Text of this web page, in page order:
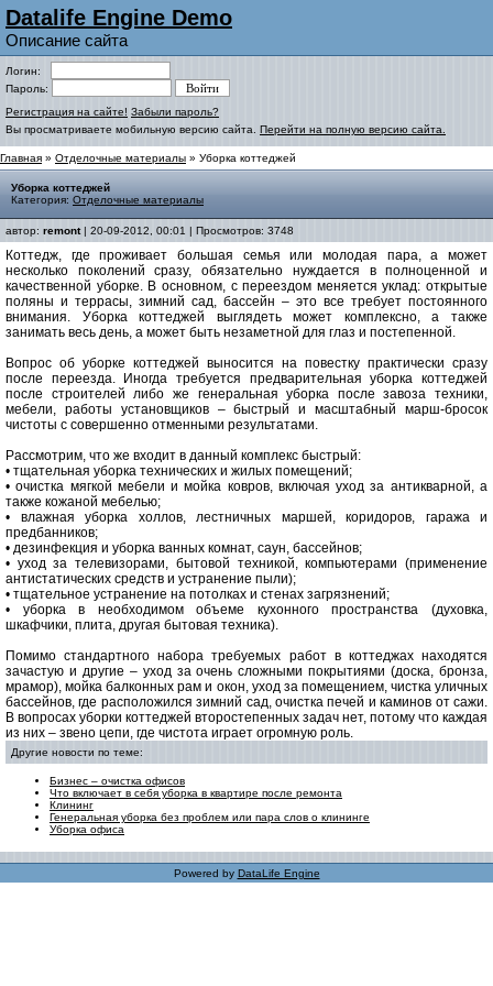
Datalife Engine Demo
Описание сайта
Логин:
Пароль:
Регистрация на сайте! Забыли пароль?
Вы просматриваете мобильную версию сайта. Перейти на полную версию сайта.
Главная » Отделочные материалы » Уборка коттеджей
Уборка коттеджей
Категория: Отделочные материалы
автор: remont| 20-09-2012, 00:01 | Просмотров: 3748
Коттедж, где проживает большая семья или молодая пара, а может
несколько поколений сразу, обязательно нуждается в полноценной и
качественной уборке. В основном, с переездом меняется уклад: открытые
поляны и террасы, зимний сад, бассейн – это все требует постоянного
внимания. Уборка коттеджей выглядеть может комплексно, а также
занимать весь день, а может быть незаметной для глаз и постепенной.
Вопрос об уборке коттеджей выносится на повестку практически сразу
после переезда. Иногда требуется предварительная уборка коттеджей
после строителей либо же генеральная уборка после завоза техники,
мебели, работы установщиков – быстрый и масштабный марш-бросок
чистоты с совершенно отменными результатами.
Рассмотрим, что же входит в данный комплекс быстрый:
• тщательная уборка технических и жилых помещений;
• очистка мягкой мебели и мойка ковров, включая уход за антикварной, а
также кожаной мебелью;
• влажная уборка холлов, лестничных маршей, коридоров, гаража и
предбанников;
• дезинфекция и уборка ванных комнат, саун, бассейнов;
• уход за телевизорами, бытовой техникой, компьютерами (применение
антистатических средств и устранение пыли);
• тщательное устранение на потолках и стенах загрязнений;
• уборка в необходимом объеме кухонного пространства (духовка,
шкафчики, плита, другая бытовая техника).
Помимо стандартного набора требуемых работ в коттеджах находятся
зачастую и другие – уход за очень сложными покрытиями (доска, бронза,
мрамор), мойка балконных рам и окон, уход за помещением, чистка уличных
бассейнов, где расположился зимний сад, очистка печей и каминов от сажи.
В вопросах уборки коттеджей второстепенных задач нет, потому что каждая
из них – звено цепи, где чистота играет огромную роль.
Другие новости по теме:
Бизнес – очистка офисов
Что включает в себя уборка в квартире после ремонта
Клининг
Генеральная уборка без проблем или пара слов о клининге
Уборка офиса
Powered by DataLife Engine